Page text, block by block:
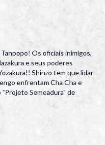
Tanpopo! Os oficiais inimigos,
e seus poderes
Shinzo tem que lidar
enfrentam Cha Cha e
Semeadura" de